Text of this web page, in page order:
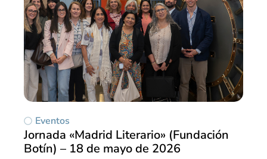
Eventos
Jornada «Madrid Literario» (Fundación
Botín) – 18 de mayo de 2026